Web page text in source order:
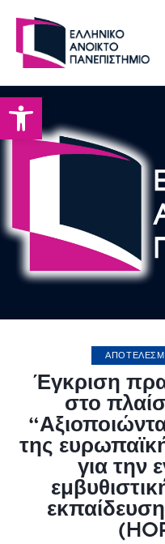
Open toolbar
Έγκριση
στο
της
για την